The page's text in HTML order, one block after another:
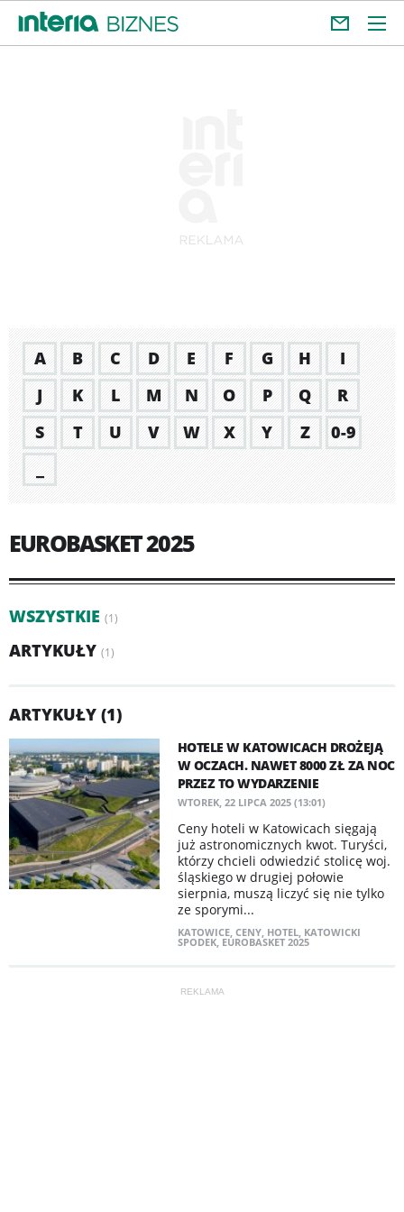
A B C D E F G H
I
J
K L M N O P Q
R
S
T U V W X Y Z
0-9
EUROBASKET 2025
WSZYSTKIE (1)
ARTYKUŁY (1)
ARTYKUŁY (1)
HOTELE W KATOWICACH DROŻEJĄ
W OCZACH. NAWET 8000 ZŁ ZA NOC
PRZEZ TO WYDARZENIE
WTOREK, 22 LIPCA 2025 (13:01)
Ceny hoteli w Katowicach sięgają
już astronomicznych kwot. Turyści,
którzy chcieli odwiedzić stolicę woj.
śląskiego w drugiej połowie
sierpnia, muszą liczyć się nie tylko
ze sporymi...
KATOWICE, CENY, HOTEL, KATOWICKI
SPODEK, EUROBASKET 2025
REKLAMA